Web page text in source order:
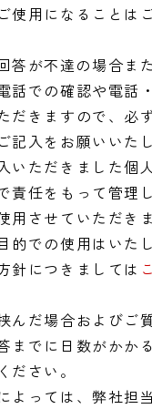
使用になることは
答が不達の場合ま
話での確認や電話
だきますので、必
記入をお願いいた
いただきました個
責任をもって管理
用させていただき
的での使用はいた
針につきましては
んだ場合およびご
までに日数がかか
ださい。
よっては、弊社担